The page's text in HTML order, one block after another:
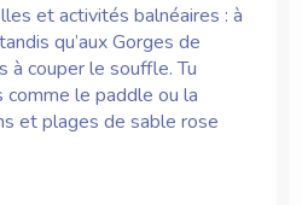
et activités balnéaires : à
qu’aux Gorges de
à couper le souffle. Tu
le paddle ou la
et plages de sable rose